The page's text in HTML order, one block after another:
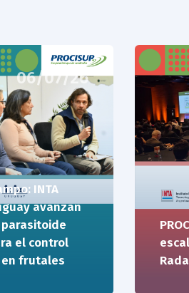
06/07/26
INTA
avanzan
el control
frutales